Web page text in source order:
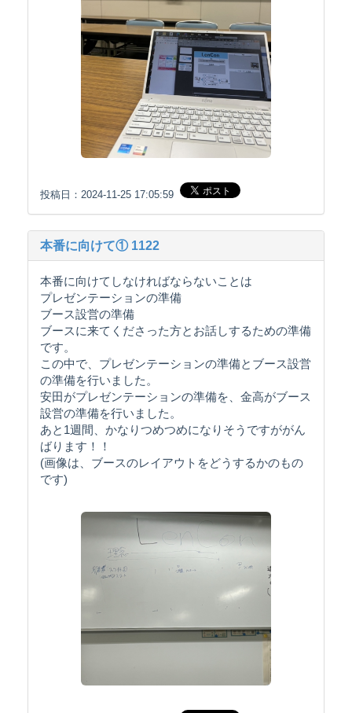
投稿日：2024-11-25 17:05:59
本番に向けて① 1122
本番に向けてしなければならないことは
プレゼンテーションの準備
ブース設営の準備
ブースに来てくださった方とお話しするための準備
です。
この中で、プレゼンテーションの準備とブース設営
の準備を行いました。
安田がプレゼンテーションの準備を、金高がブース
設営の準備を行いました。
あと1週間、かなりつめつめになりそうですががん
ばります！！
(画像は、ブースのレイアウトをどうするかのもの
です)